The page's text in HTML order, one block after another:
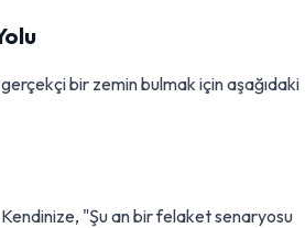
bir zemin bulmak için aşağıdaki
"Şu an bir felaket senaryosu